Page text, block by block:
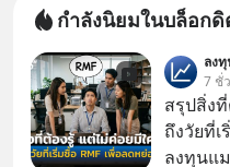
กำลังนิยมในบล็อก
ลง
7 ชั่
สรุปสิ่ง
ถึงวัยที่
ลงทุนแ